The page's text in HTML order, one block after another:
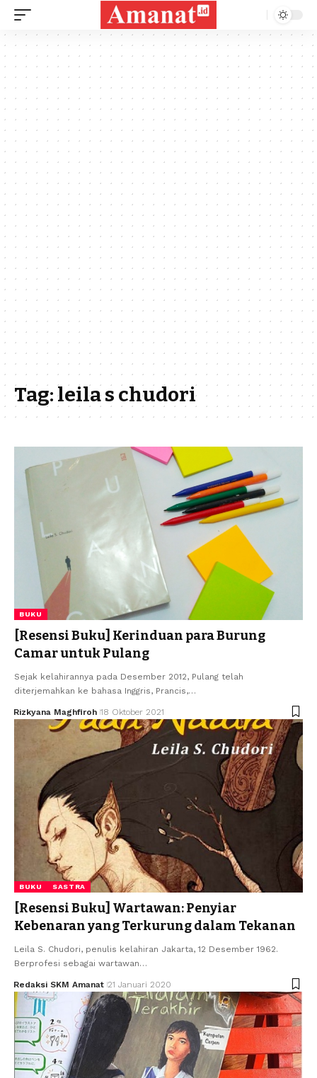
Tag:leila s chudori
BUKU
[Resensi Buku] Kerinduan para Burung
Camar untuk Pulang
Sejak kelahirannya pada Desember 2012, Pulang telah
diterjemahkan ke bahasa Inggris, Prancis,…
Rizkyana Maghfiroh 18 Oktober 2021
BUKU SASTRA
[Resensi Buku] Wartawan: Penyiar
Kebenaran yang Terkurung dalam Tekanan
Leila S. Chudori, penulis kelahiran Jakarta, 12 Desember 1962.
Berprofesi sebagai wartawan…
Redaksi SKM Amanat 21 Januari 2020